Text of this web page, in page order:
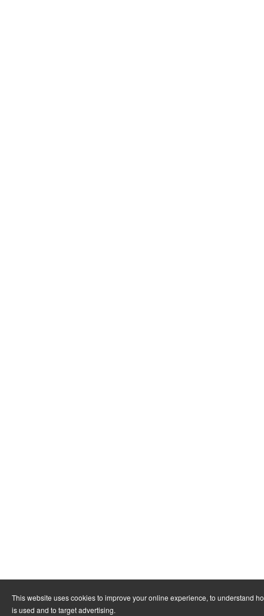
This website uses cookies to improve your online experience, to understand
is used and to target advertising.